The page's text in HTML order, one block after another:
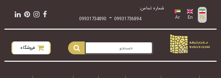
Fa
En
Ar
شماره تماس:
09931736894
-
09931734890
فروشگاه